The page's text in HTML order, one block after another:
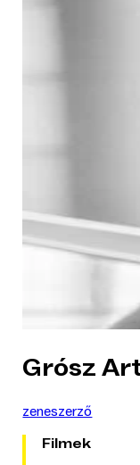
Grósz
zeneszerző
Filmek